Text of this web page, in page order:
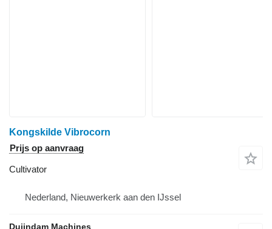
Kongskilde Vibrocorn
Prijs op aanvraag
Cultivator
Nederland, Nieuwerkerk aan den IJssel
Duijndam Machines